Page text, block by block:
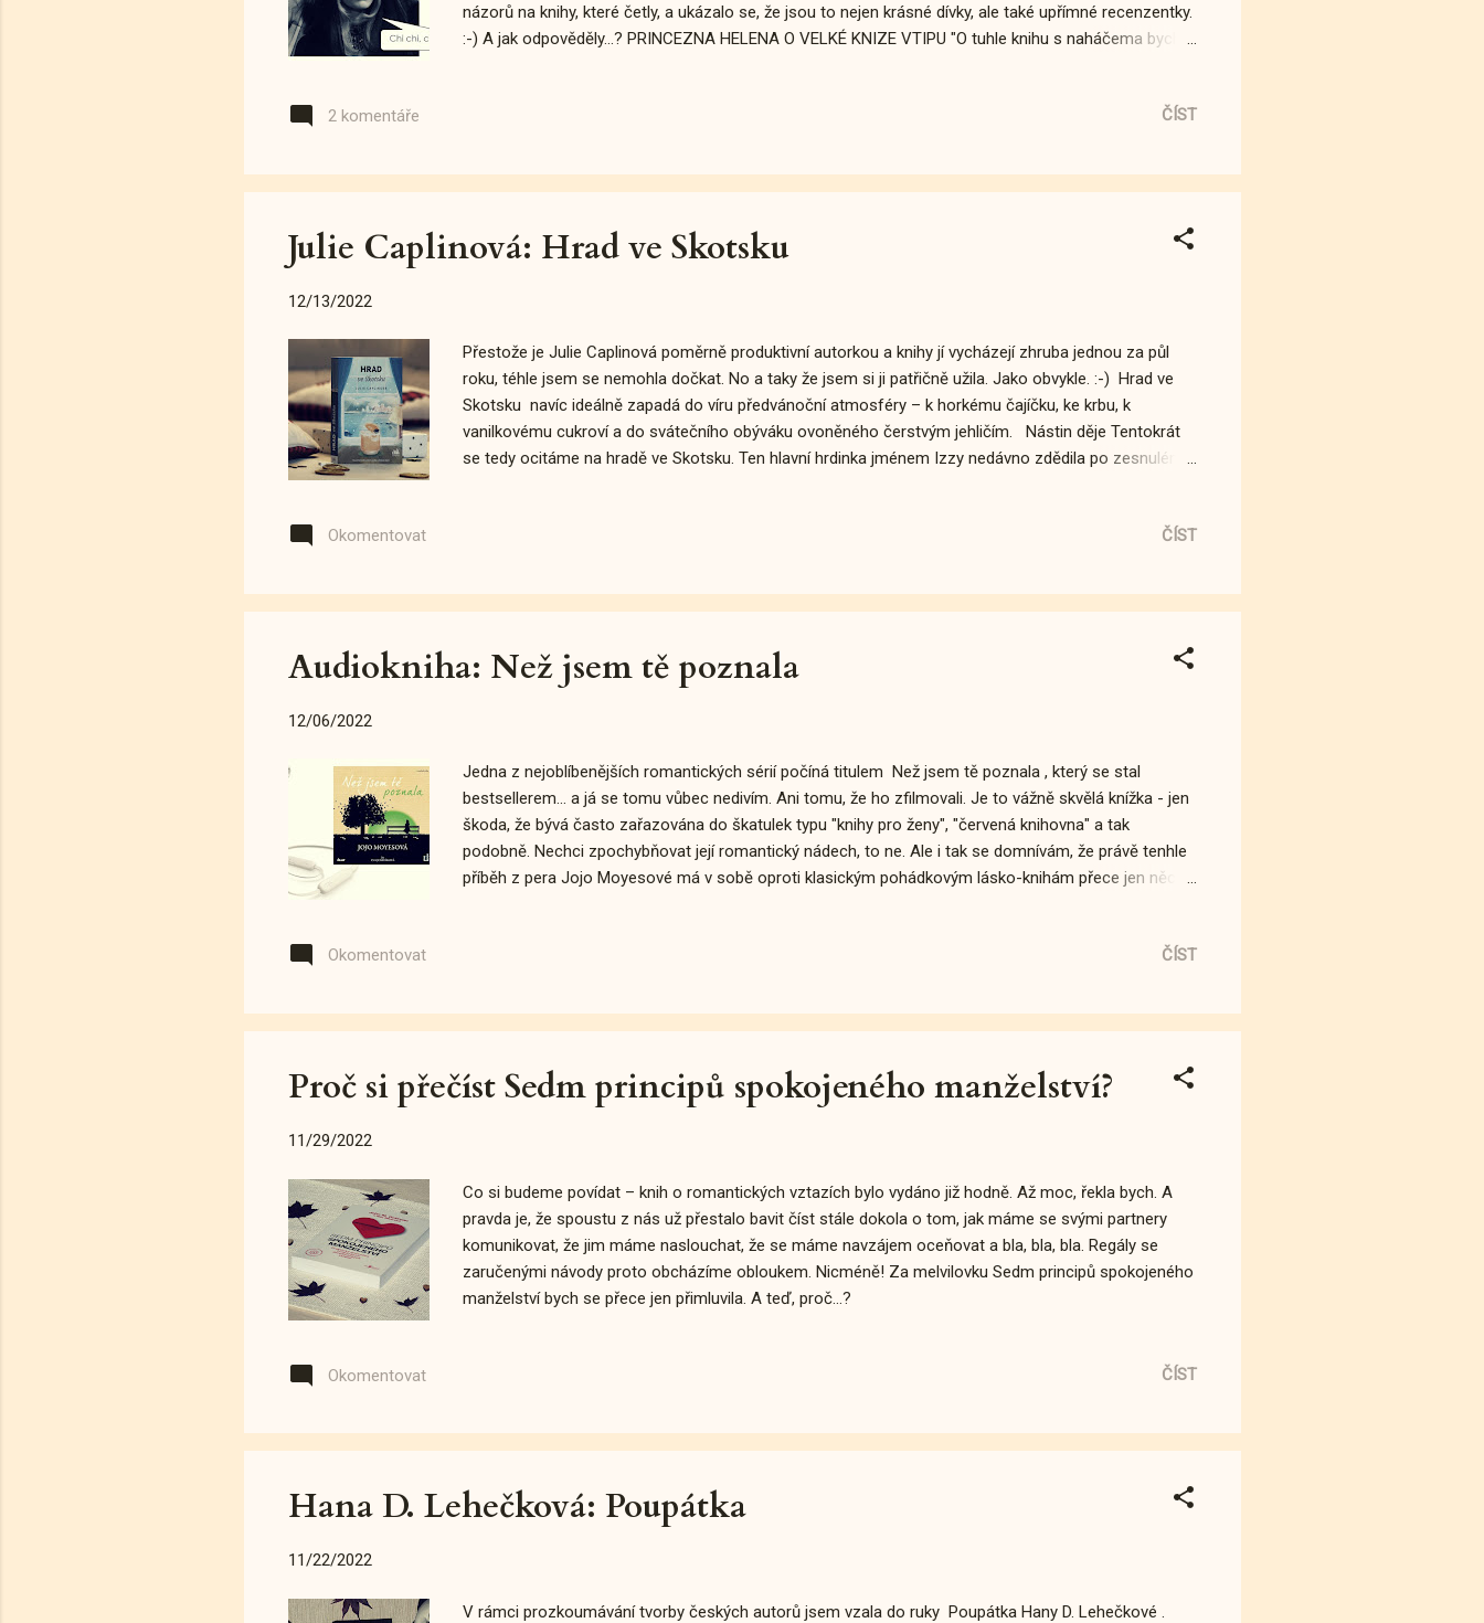
názorů na knihy, které četly, a ukázalo se, že jsou to nejen krásné dívky, ale také upřímné recenzentky.
:-) A jak odpověděly...? PRINCEZNA HELENA O VELKÉ KNIZE VTIPU "O tuhle knihu s naháčema bych
Vesmíru volnost v tom, jakou cestou to hodlá učinit. Já jsem si přála prince. Jako - musím říct, že
když jsem ot...
2 komentáře ČÍST
Julie Caplinová: Hrad ve Skotsku
12/13/2022
Přestože je Julie Caplinová poměrně produktivní autorkou a knihy jí vycházejí zhruba jednou za půl
roku, téhle jsem se nemohla dočkat. No a taky že jsem si ji patřičně užila. Jako obvykle. :-) Hrad ve
Skotsku navíc ideálně zapadá do víru předvánoční atmosféry – k horkému čajíčku, ke krbu, k
vanilkovému cukroví a do svátečního obýváku ovoněného čerstvým jehličím. Nástin děje Tentokrát
se tedy ocitáme na hradě ve Skotsku. Ten hlavní hrdinka jménem Izzy nedávno zdědila po zesnulém
snažím vyhnout. :-D). Ale fakt; představa, že mladá slečna zdědí hrad a pak ho rychlostí ble...
Okomentovat ČÍST
Audiokniha: Než jsem tě poznala
12/06/2022
Jedna z nejoblíbenějších romantických sérií počíná titulem Než jsem tě poznala , který se stal
bestsellerem... a já se tomu vůbec nedivím. Ani tomu, že ho zfilmovali. Je to vážně skvělá knížka - jen
škoda, že bývá často zařazována do škatulek typu "knihy pro ženy", "červená knihovna" a tak
podobně. Nechci zpochybňovat její romantický nádech, to ne. Ale i tak se domnívám, že právě tenhle
příběh z pera Jojo Moyesové má v sobě oproti klasickým pohádkovým lásko-knihám přece jen něco
William je mladý chlapík. Pohledný, ale dost nerudný, úsečný, má své nálady. Louise to moc příjemné
pomalu ukazovat, že Will vlastně není takový kus vola, jakým se zpočátku dělal... Skvěle ...
Okomentovat ČÍST
Proč si přečíst Sedm principů spokojeného manželství?
11/29/2022
Co si budeme povídat –⁠⁠⁠ knih o romantických vztazích bylo vydáno již hodně. Až moc, řekla bych. A
pravda je, že spoustu z nás už přestalo bavit číst stále dokola o tom, jak máme se svými partnery
komunikovat, že jim máme naslouchat, že se máme navzájem oceňovat a bla, bla, bla. Regály se
zaručenými návody proto obcházíme obloukem. Nicméně! Za melvilovku Sedm principů spokojeného
manželství bych se přece jen přimluvila. A teď, proč...?
Okomentovat ČÍST
Hana D. Lehečková: Poupátka
11/22/2022
V rámci prozkoumávání tvorby českých autorů jsem vzala do ruky Poupátka Hany D. Lehečkové .